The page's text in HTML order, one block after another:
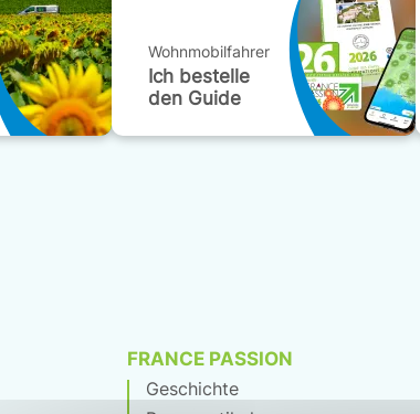
Wohnmobilfahrer
Ich bestelle
den Guide
FRANCE PASSION
Geschichte